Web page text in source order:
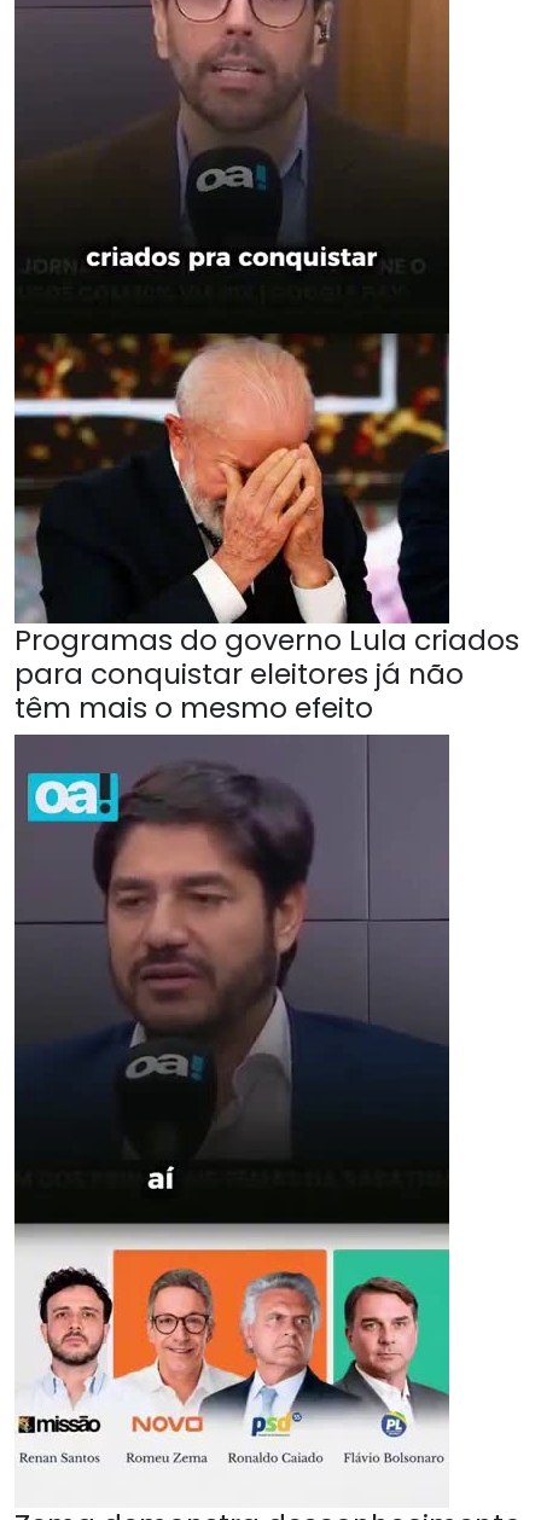
Programas do governo Lula criados
para conquistar eleitores já não
têm mais o mesmo efeito